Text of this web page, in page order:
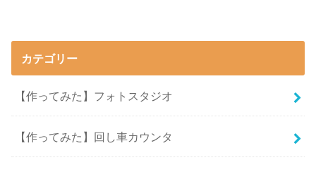
カテゴリー
【作ってみた】フォトスタジオ
【作ってみた】回し車カウンタ